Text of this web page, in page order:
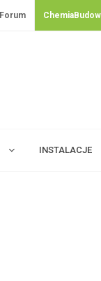
Forum
INSTALACJE